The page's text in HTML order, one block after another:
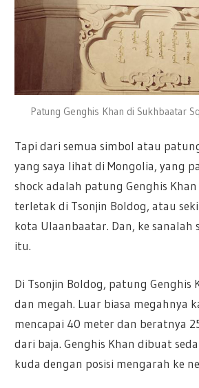
Patung Genghis Khan di Sukhbaatar
Tapi dari semua simbol atau
yang saya lihat di Mongolia, yang
shock adalah patung Genghis Khan
terletak di Tsonjin Boldog, atau
kota Ulaanbaatar. Dan, ke sanalah
itu.
Di Tsonjin Boldog, patung Genghis
dan megah. Luar biasa megahnya
mencapai 40 meter dan beratnya
dari baja. Genghis Khan dibuat
kuda dengan posisi mengarah ke